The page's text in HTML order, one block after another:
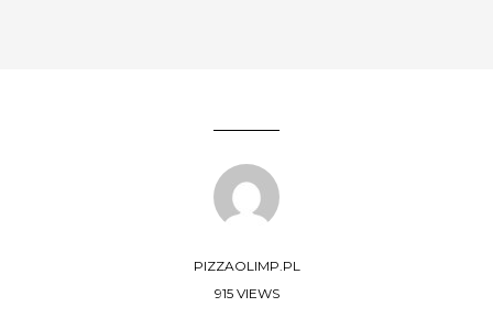
PIZZAOLIMP.PL
915 VIEWS